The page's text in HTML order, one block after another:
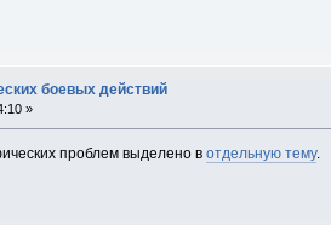
боевых действий
»
проблем выделено в отдельную тему.